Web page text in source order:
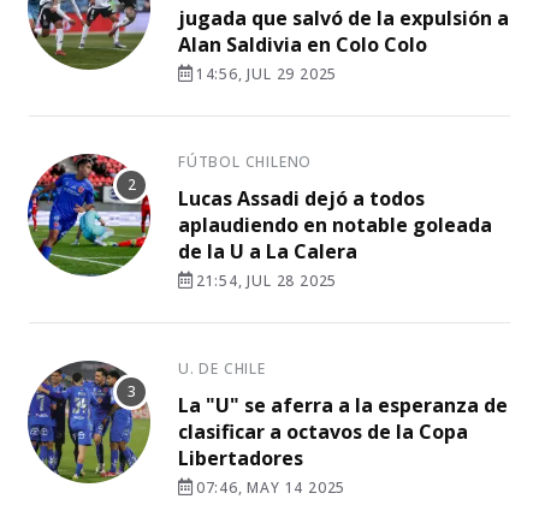
jugada que salvó de la expulsión a
Alan Saldivia en Colo Colo
14:56, JUL 29 2025
FÚTBOL CHILENO
Lucas Assadi dejó a todos
aplaudiendo en notable goleada
de la U a La Calera
21:54, JUL 28 2025
U. DE CHILE
La "U" se aferra a la esperanza de
clasificar a octavos de la Copa
Libertadores
07:46, MAY 14 2025